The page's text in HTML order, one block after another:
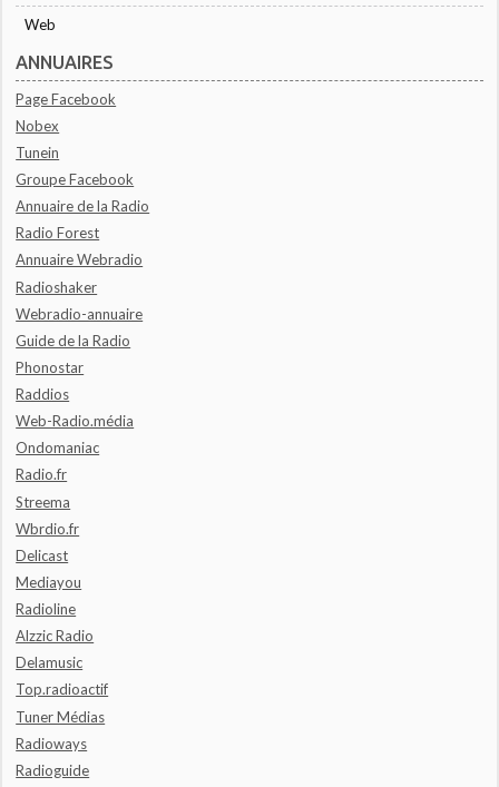
Web
ANNUAIRES
Page Facebook
Nobex
Tunein
Groupe Facebook
Annuaire de la Radio
Radio Forest
Annuaire Webradio
Radioshaker
Webradio-annuaire
Guide de la Radio
Phonostar
Raddios
Web-Radio.média
Ondomaniac
Radio.fr
Streema
Wbrdio.fr
Delicast
Mediayou
Radioline
Alzzic Radio
Delamusic
Top.radioactif
Tuner Médias
Radioways
Radioguide